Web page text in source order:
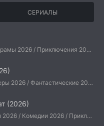
СЕРИАЛЫ
Боевики 2026 / Мелодрамы 2026 / Приключения 2026 / Ужасы 2026 / Фантастические 2026 / Зарубежные фильмы 2026 / Американские фильмы / Фильмы 2026
Боевики 2026 / Триллеры 2026 / Фантастические 2026 / Зарубежные фильмы 2026 / Американские фильмы / Фильмы 2026
(2026)
Боевики 2026 / Драмы 2026 / Комедии 2026 / Приключения 2026 / Фантастические 2026 / Зарубежные фильмы 2026 / Американские фильмы / Фильмы 2026